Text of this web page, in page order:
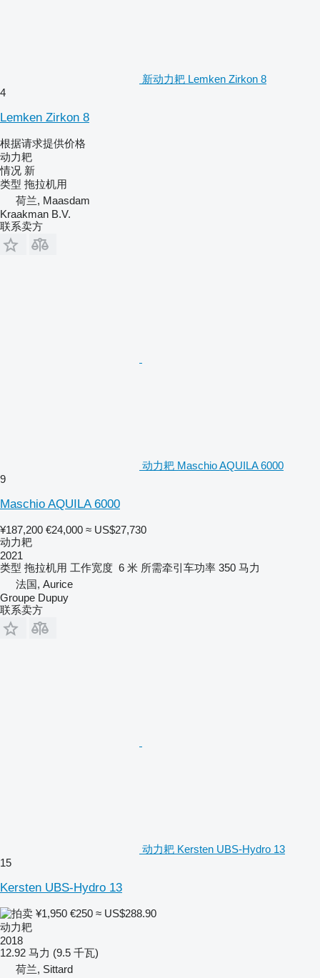
新动力耙 Lemken Zirkon 8
4
Lemken Zirkon 8
根据请求提供价格
动力耙
情况 新
类型 拖拉机用
荷兰, Maasdam
Kraakman B.V.
联系卖方
动力耙 Maschio AQUILA 6000
9
Maschio AQUILA 6000
¥187,200 €24,000 ≈ US$27,730
动力耙
2021
类型 拖拉机用 工作宽度 6 米 所需牵引车功率 350 马力
法国, Aurice
Groupe Dupuy
联系卖方
动力耙 Kersten UBS-Hydro 13
15
Kersten UBS-Hydro 13
¥1,950 €250 ≈ US$288.90
动力耙
2018
12.92 马力 (9.5 千瓦)
荷兰, Sittard